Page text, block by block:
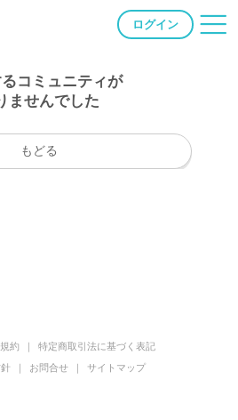
ログイン
コミュニティが
ませんでした
もどる
約
特定商取引法に基づく表記
お問合せ サイトマップ